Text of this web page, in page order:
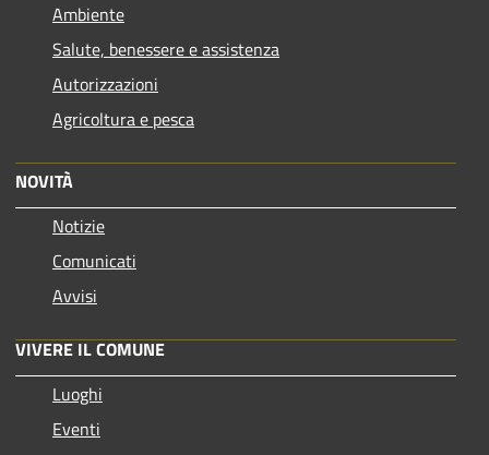
Ambiente
Salute, benessere e assistenza
Autorizzazioni
Agricoltura e pesca
NOVITÀ
Notizie
Comunicati
Avvisi
VIVERE IL COMUNE
Luoghi
Eventi